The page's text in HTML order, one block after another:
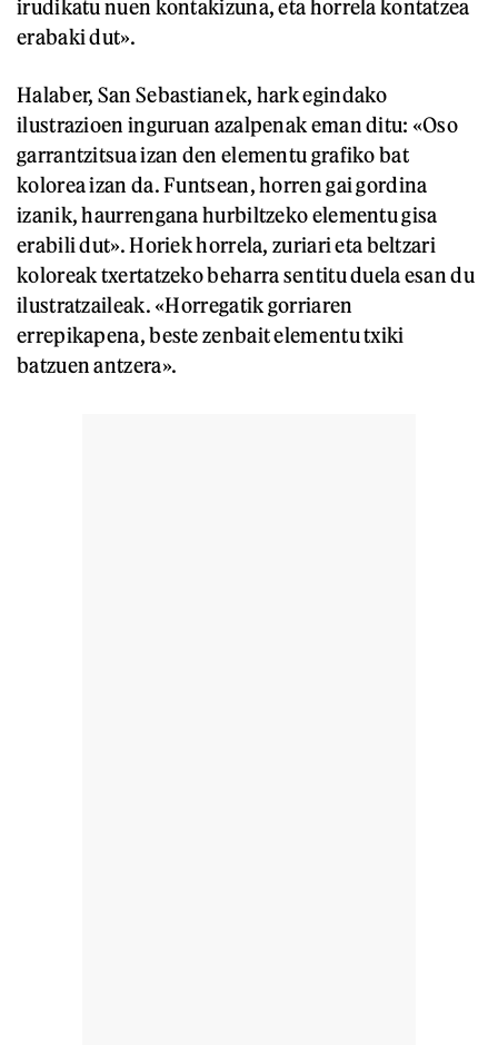
irudikatu nuen kontakizuna, eta horrela kontatzea
erabaki dut».
Halaber, San Sebastianek, hark egindako
ilustrazioen inguruan azalpenak eman ditu: «Oso
garrantzitsua izan den elementu grafiko bat
kolorea izan da. Funtsean, horren gai gordina
izanik, haurrengana hurbiltzeko elementu gisa
erabili dut». Horiek horrela, zuriari eta beltzari
koloreak txertatzeko beharra sentitu duela esan du
ilustratzaileak. «Horregatik gorriaren
errepikapena, beste zenbait elementu txiki
batzuen antzera».